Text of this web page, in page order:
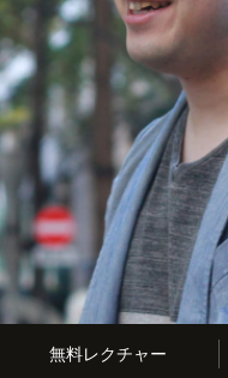
無料レクチャー